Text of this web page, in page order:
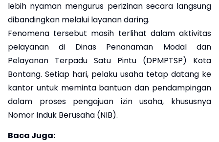
lebih nyaman mengurus perizinan secara langsung
dibandingkan melalui layanan daring.
Fenomena tersebut masih terlihat dalam aktivitas
pelayanan di Dinas Penanaman Modal dan
Pelayanan Terpadu Satu Pintu (DPMPTSP) Kota
Bontang. Setiap hari, pelaku usaha tetap datang ke
kantor untuk meminta bantuan dan pendampingan
dalam proses pengajuan izin usaha, khususnya
Nomor Induk Berusaha (NIB).
Baca Juga: